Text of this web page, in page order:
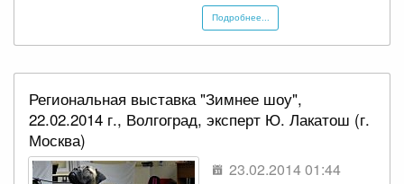
Подробнее...
Региональная выставка "Зимнее шоу",
22.02.2014 г., Волгоград, эксперт Ю. Лакатош (г.
Москва)
23.02.2014 01:44